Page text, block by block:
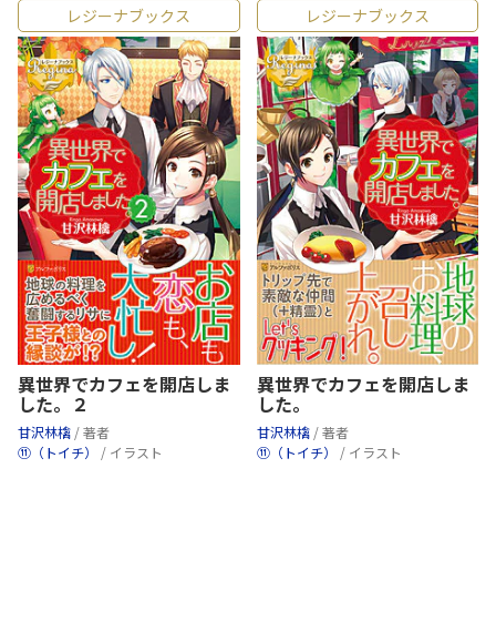
レジーナブックス
異世界でカフェを開店しま
した。２
甘沢林檎 / 著者
⑪（トイチ） / イラスト
レジーナブックス
異世界でカフェを開店しま
した。
甘沢林檎 / 著者
⑪（トイチ） / イラスト